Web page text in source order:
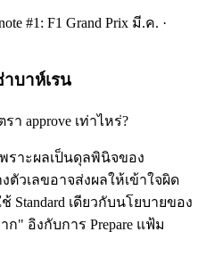
#1: F1 Grand Prix มี.ค. ·
บาห์เรน
approve เท่าไหร่?
ราะผลเป็นดุลพินิจของ
ตัวเลขอาจส่งผลให้เข้าใจผิด
Standard เดียวกับนโยบายของ
" อิงกับการ Prepare แฟ้ม